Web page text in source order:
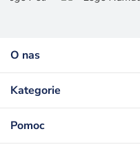
O nas
Kategorie
Pomoc